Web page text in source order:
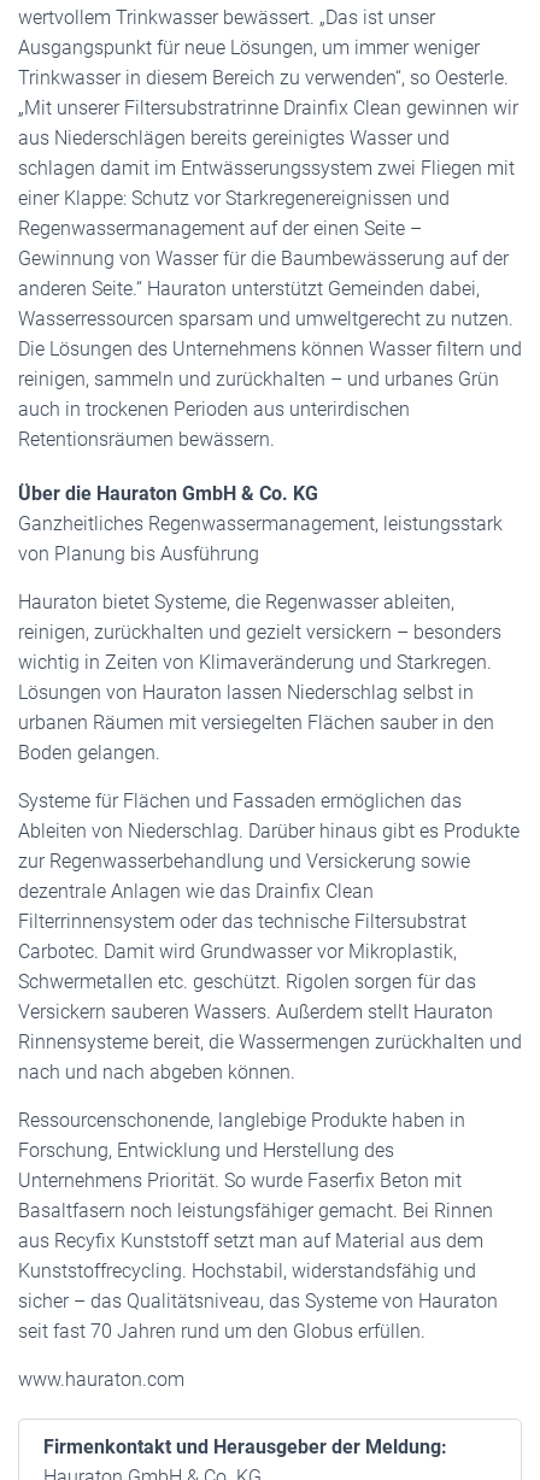
wertvollem Trinkwasser bewässert. „Das ist unser
Ausgangspunkt für neue Lösungen, um immer weniger
Trinkwasser in diesem Bereich zu verwenden“, so Oesterle.
„Mit unserer Filtersubstratrinne Drainfix Clean gewinnen wir
aus Niederschlägen bereits gereinigtes Wasser und
schlagen damit im Entwässerungssystem zwei Fliegen mit
einer Klappe: Schutz vor Starkregenereignissen und
Regenwassermanagement auf der einen Seite –
Gewinnung von Wasser für die Baumbewässerung auf der
anderen Seite.“ Hauraton unterstützt Gemeinden dabei,
Wasserressourcen sparsam und umweltgerecht zu nutzen.
Die Lösungen des Unternehmens können Wasser filtern und
reinigen, sammeln und zurückhalten – und urbanes Grün
auch in trockenen Perioden aus unterirdischen
Retentionsräumen bewässern.
Über die Hauraton GmbH & Co. KG
Ganzheitliches Regenwassermanagement, leistungsstark
von Planung bis Ausführung
Hauraton bietet Systeme, die Regenwasser ableiten,
reinigen, zurückhalten und gezielt versickern – besonders
wichtig in Zeiten von Klimaveränderung und Starkregen.
Lösungen von Hauraton lassen Niederschlag selbst in
urbanen Räumen mit versiegelten Flächen sauber in den
Boden gelangen.
Systeme für Flächen und Fassaden ermöglichen das
Ableiten von Niederschlag. Darüber hinaus gibt es Produkte
zur Regenwasserbehandlung und Versickerung sowie
dezentrale Anlagen wie das Drainfix Clean
Filterrinnensystem oder das technische Filtersubstrat
Carbotec. Damit wird Grundwasser vor Mikroplastik,
Schwermetallen etc. geschützt. Rigolen sorgen für das
Versickern sauberen Wassers. Außerdem stellt Hauraton
Rinnensysteme bereit, die Wassermengen zurückhalten und
nach und nach abgeben können.
Ressourcenschonende, langlebige Produkte haben in
Forschung, Entwicklung und Herstellung des
Unternehmens Priorität. So wurde Faserfix Beton mit
Basaltfasern noch leistungsfähiger gemacht. Bei Rinnen
aus Recyfix Kunststoff setzt man auf Material aus dem
Kunststoffrecycling. Hochstabil, widerstandsfähig und
sicher – das Qualitätsniveau, das Systeme von Hauraton
seit fast 70 Jahren rund um den Globus erfüllen.
www.hauraton.com
Firmenkontakt und Herausgeber der Meldung: